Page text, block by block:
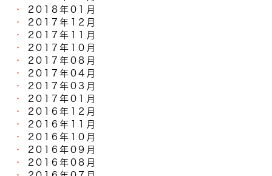
2018年01月
2017年12月
2017年11月
2017年10月
2017年08月
2017年04月
2017年03月
2017年01月
2016年12月
2016年11月
2016年10月
2016年09月
2016年08月